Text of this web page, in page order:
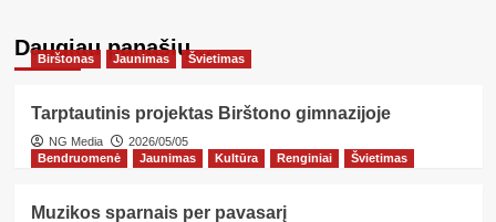
Daugiau panašių…
Birštonas Jaunimas Švietimas
Tarptautinis projektas Birštono gimnazijoje
NG Media
2026/05/05
Bendruomenė
Jaunimas Kultūra Renginiai Švietimas
Muzikos sparnais per pavasarį